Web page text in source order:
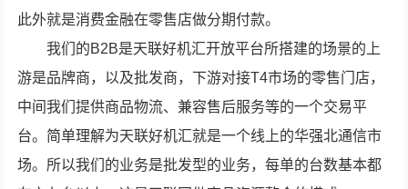
此外就是消费金融在零售店做分期付款。
我们的B2B是天联好机汇开放平台所搭建的场景的上
游是品牌商，以及批发商，下游对接T4市场的零售门店，
中间我们提供商品物流、兼容售后服务等的一个交易平
台。简单理解为天联好机汇就是一个线上的华强北通信市
场。所以我们的业务是批发型的业务，每单的台数基本都